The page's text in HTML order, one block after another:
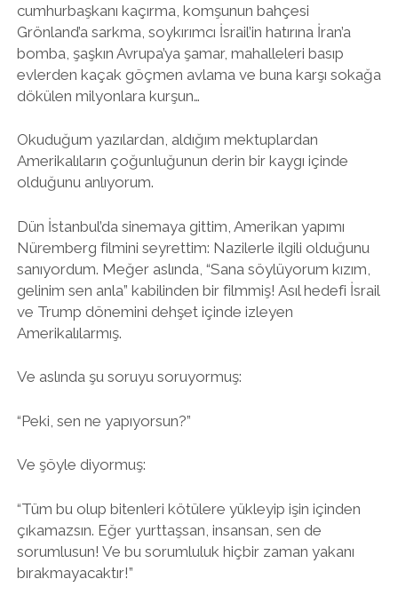
HABERLER / NEWS
twitterfacebookinstagram
cumhurbaşkanı kaçırma, komşunun bahçesi
Grönland’a sarkma, soykırımcı İsrail’in hatırına İran’a
bomba, şaşkın Avrupa’ya şamar, mahalleleri basıp
evlerden kaçak göçmen avlama ve buna karşı sokağa
dökülen milyonlara kurşun…
Okuduğum yazılardan, aldığım mektuplardan
Amerikalıların çoğunluğunun derin bir kaygı içinde
olduğunu anlıyorum.
Dün İstanbul’da sinemaya gittim, Amerikan yapımı
Nüremberg filmini seyrettim: Nazilerle ilgili olduğunu
sanıyordum. Meğer aslında, “Sana söylüyorum kızım,
gelinim sen anla” kabilinden bir filmmiş! Asıl hedefi İsrail
ve Trump dönemini dehşet içinde izleyen
Amerikalılarmış.
Ve aslında şu soruyu soruyormuş:
“Peki, sen ne yapıyorsun?”
Ve şöyle diyormuş:
“Tüm bu olup bitenleri kötülere yükleyip işin içinden
çıkamazsın. Eğer yurttaşsan, insansan, sen de
sorumlusun! Ve bu sorumluluk hiçbir zaman yakanı
bırakmayacaktır!”